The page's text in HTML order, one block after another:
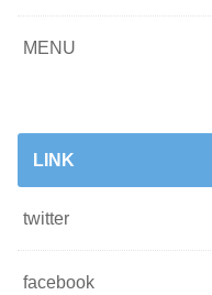
MENU
LINK
twitter
facebook